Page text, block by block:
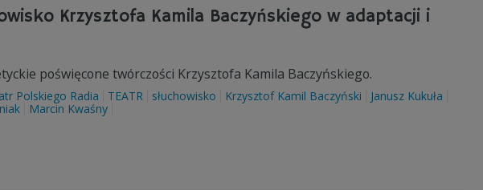
Krzysztofa Kamila Baczyńskiego w adaptacji i
poświęcone twórczości Krzysztofa Kamila Baczyńskiego.
Polskiego Radia TEATR słuchowisko Krzysztof Kamil Baczyński
Janusz Kukuła
Marcin Kwaśny